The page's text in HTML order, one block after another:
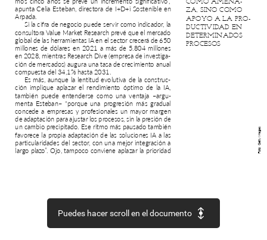
apunta Celia Esteban, directora de I+D+i Sostenible en
Arpada.
Si la cifra de negocio puede servir como indicador, la
consultora Value Market Research prevé queel mercado
global de las herramientas IAen el sector crecerá de650
millones de dólares en 2021 a más de 5.804 millones
en 2028, mientras Research Dive(empresa deinvestiga-
ción demercados) augura una tasa decrecimiento anual
compuesta del 34,1% hasta 2031.
Es más, aunque la lentitud evolutiva de la construc-
ción implique aplazar el rendimiento óptimo de la IA,
también puede entenderse como una ventaja –argu-
menta Esteban– “porque una progresión más gradual
concede a empresas y profesionales un mayor margen
de adaptación paraajustar losprocesos, sin la presión de
un cambio precipitado. Ese ritmo más pausado también
favorece la propia adaptación de las soluciones IA a las
particularidades del sector, con una mejor integración a
largo plazo”. Ojo, tampoco conviene aplazar la prioridad
ZA, SINO COMO
APOYO A LA PRO-
DUCTIVIDAD EN
DETERMINADOS
PROCESOS
Foto:
Getty
Images
Puedes hacer scroll en el documento